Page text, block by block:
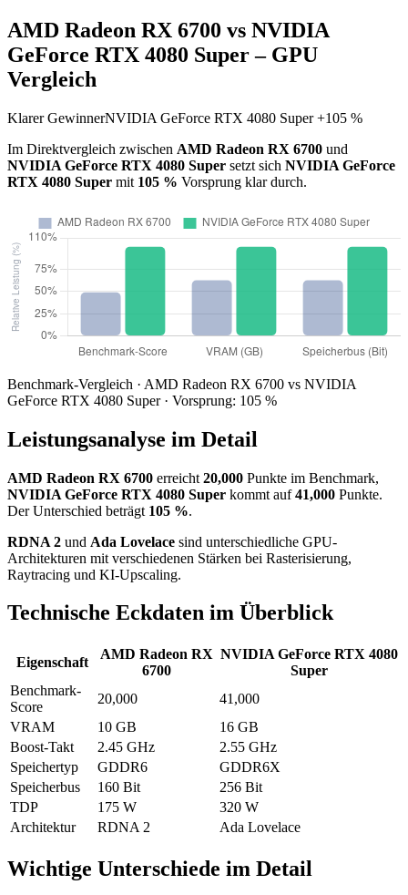
AMD Radeon RX 6700 vs NVIDIA
GeForce RTX 4080 Super – GPU
Vergleich
Klarer GewinnerNVIDIA GeForce RTX 4080 Super +105 %
Im Direktvergleich zwischen AMD Radeon RX 6700 und
NVIDIA GeForce RTX 4080 Super setzt sich NVIDIA GeForce
RTX 4080 Super mit 105 % Vorsprung klar durch.
Benchmark-Vergleich · AMD Radeon RX 6700 vs NVIDIA
GeForce RTX 4080 Super · Vorsprung: 105 %
Leistungsanalyse im Detail
AMD Radeon RX 6700 erreicht 20,000 Punkte im Benchmark,
NVIDIA GeForce RTX 4080 Super kommt auf41,000 Punkte.
Der Unterschied beträgt 105 %.
RDNA 2 und Ada Lovelace sind unterschiedliche GPU-
Architekturen mit verschiedenen Stärken bei Rasterisierung,
Raytracing und KI-Upscaling.
Technische Eckdaten im Überblick
Eigenschaft
AMD Radeon RX
6700
NVIDIA GeForce RTX 4080
Super
Benchmark-
Score
20,000
41,000
VRAM
10 GB
16 GB
Boost-Takt
2.45 GHz
2.55 GHz
Speichertyp
GDDR6
GDDR6X
Speicherbus
160 Bit
256 Bit
TDP
175 W
320 W
Architektur
RDNA 2 Ada Lovelace
Wichtige Unterschiede im Detail